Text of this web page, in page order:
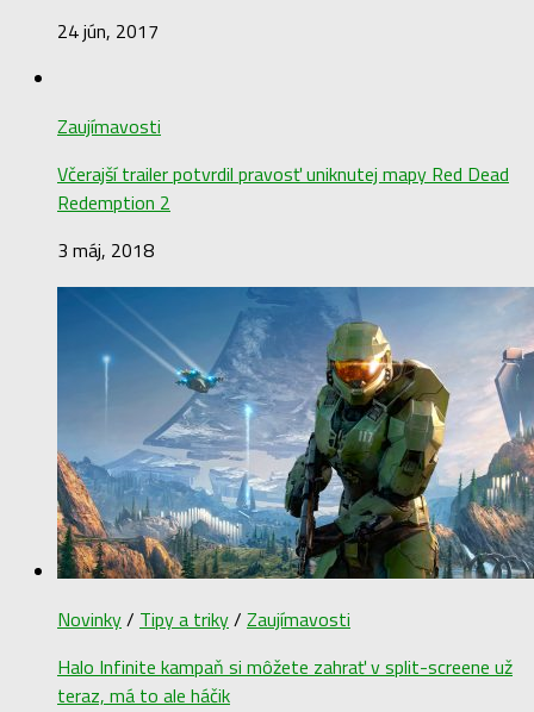
24 jún, 2017
Zaujímavosti
Včerajší trailer potvrdil pravosť uniknutej mapy Red Dead
Redemption 2
3 máj, 2018
Novinky/ Tipy a triky/ Zaujímavosti
Halo Infinite kampaň si môžete zahrať v split-screene už
teraz, má to ale háčik